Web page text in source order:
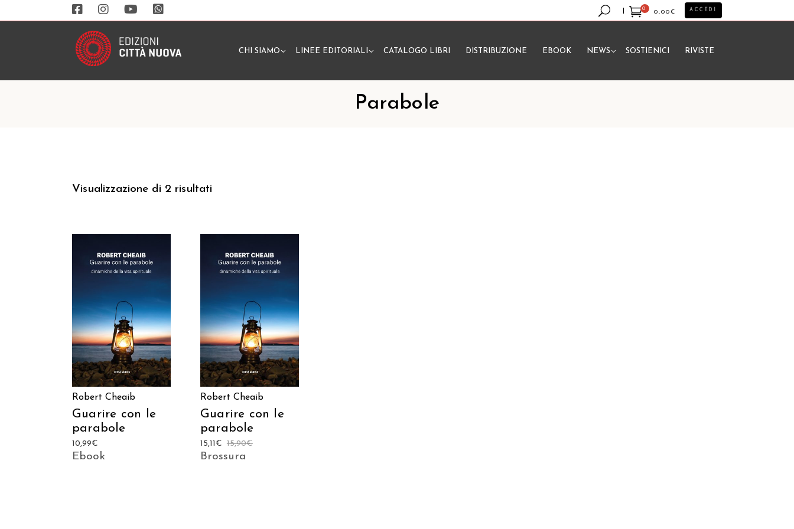
0
0,00€
Nessun prodotto nel carrello.
ACCEDI
CHI SIAMO LINEE EDITORIALI CATALOGO LIBRI DISTRIBUZIONE EBOOK NEWS SOSTIENICI RIVISTE
Parabole
Visualizzazione di 2 risultati
AGGIUNGI AL CARRELLO
Robert Cheaib
Guarire con le
parabole
10,99€
Ebook
AGGIUNGI AL CARRELLO
Robert Cheaib
Guarire con le
parabole
15,90€
15,11 €
Brossura